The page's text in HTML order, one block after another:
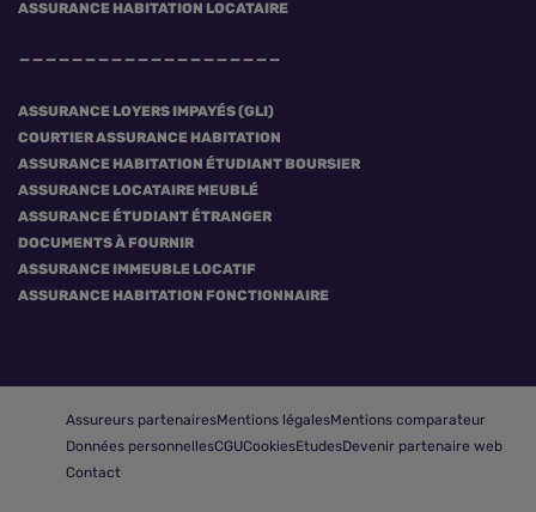
ASSURANCE HABITATION LOCATAIRE
ASSURANCE LOYERS IMPAYÉS (GLI)
COURTIER ASSURANCE HABITATION
ASSURANCE HABITATION ÉTUDIANT BOURSIER
ASSURANCE LOCATAIRE MEUBLÉ
ASSURANCE ÉTUDIANT ÉTRANGER
DOCUMENTS À FOURNIR
ASSURANCE IMMEUBLE LOCATIF
ASSURANCE HABITATION FONCTIONNAIRE
Assureurs partenairesMentions légalesMentions comparateur
Données personnellesCGUCookiesEtudesDevenir partenaire web
Contact